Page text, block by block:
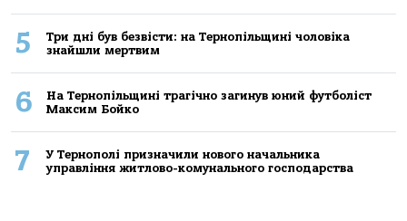
5
Три дні був безвісти: на Тернопільщині чоловіка
знайшли мертвим
6
На Тернопільщині трагічно загинув юний футболіст
Максим Бойко
7
У Тернополі призначили нового начальника
управління житлово-комунального господарства